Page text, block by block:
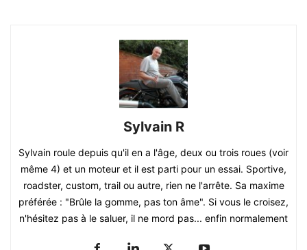
Sylvain R
Sylvain roule depuis qu'il en a l'âge, deux ou trois roues (voir
même 4) et un moteur et il est parti pour un essai. Sportive,
roadster, custom, trail ou autre, rien ne l'arrête. Sa maxime
préférée : "Brûle la gomme, pas ton âme". Si vous le croisez,
n'hésitez pas à le saluer, il ne mord pas... enfin normalement